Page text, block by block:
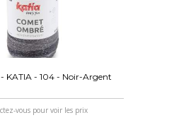
KATIA - 104 - Noir-Argent
vous pour voir les prix